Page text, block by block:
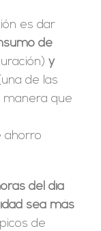
es dar
de
y
de las
manera que
ahorro
del día
sea más
de